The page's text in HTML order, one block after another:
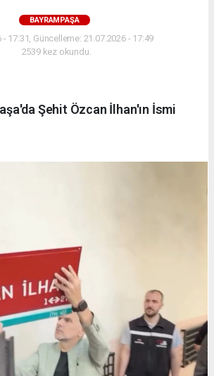
BAYRAMPAŞA
- 17:31, Güncelleme: 21.07.2026 - 17:49
2539 kez okundu.
Şehit Özcan İlhan'ın İsmi